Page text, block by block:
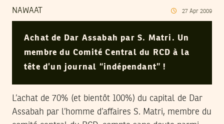
NAWAAT 27 Apr 2009
Achat de Dar Assabah par S. Matri. Un
membre du Comité Central du RCD à la
tête d’un journal “indépendant” !
L’achat de 70% (et bientôt 100%) du capital de Dar
Assabah par l’homme d’affaires S. Matri, membre du